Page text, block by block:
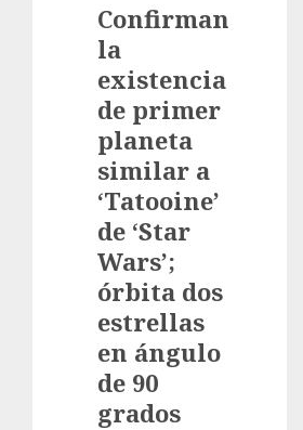
Confirman
la
existencia
de primer
planeta
similar a
‘Tatooine’
de ‘Star
Wars’;
órbita dos
estrellas
en ángulo
de 90
grados